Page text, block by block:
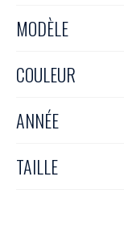
MODÈLE
COULEUR
ANNÉE
TAILLE